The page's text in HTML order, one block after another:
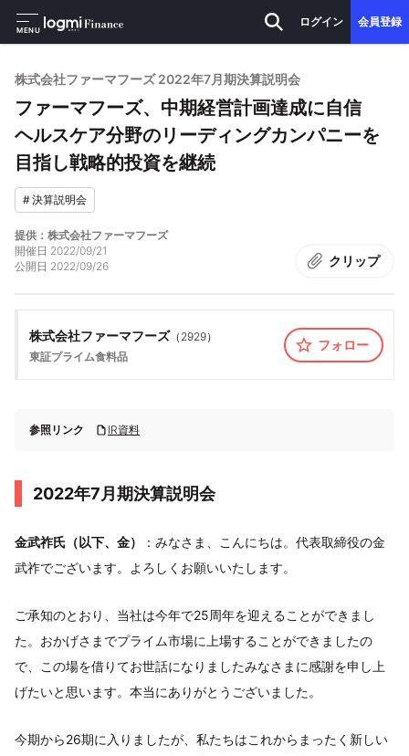
MENU
ログイン 会員登録
株式会社ファーマフーズ 2022年7月期決算説明会
ファーマフーズ、中期経営計画達成に自信
ヘルスケア分野のリーディングカンパニーを
目指し戦略的投資を継続
#決算説明会
提供：株式会社ファーマフーズ
開催日 2022/09/21
公開日 2022/09/26 クリップ
株式会社ファーマフーズ（ 2929）
東証プライム食料品
フォロー
参照リンク IR資料
2022年7月期決算説明会
金武祚氏（以下、金）
：みなさま、こんにちは。代表取締役の金
武祚でございます。よろしくお願いいたします。
ご承知のとおり、当社は今年で25周年を迎えることができまし
た。おかげさまでプライム市場に上場することができましたの
で、この場を借りてお世話になりましたみなさまに感謝を申し上
げたいと思います。本当にありがとうございました。
今期から26期に入りましたが、私たちはこれからまったく新しい